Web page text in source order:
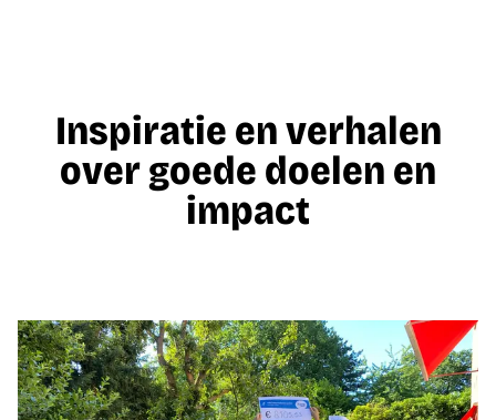
Inspiratie en verhalen
over goede doelen en
impact